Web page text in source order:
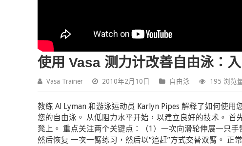
使用 Vasa 测力计改善自由泳：
Vasa Trainer 2010年2月10日 自由泳 195 浏览
教练 Al Lyman 和游泳运动员 Karlyn Pipes 解释了如何使
您的自由泳。 从低阻力水平开始，以建立良好的技术。
凳上。 重点关注两个关键点：（1）一次向滑轮伸展一只
然后恢复 一次一臂练习，然后以“追赶”方式交替双臂。